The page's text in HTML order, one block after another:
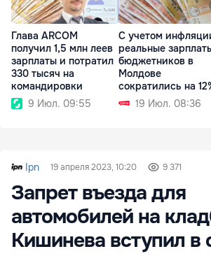
Глава ARCOM
получил 1,5 млн леев
зарплаты и потратил
330 тысяч на
командировки
9 Июл. 09:55
С учетом
реальные
бюджетников в
Молдове
сократились на
19 Июл. 08:36
Ipn 19 апреля 2023, 10:20 9 371
Запрет въезда для
автомобилей на
Кишинева вступил в